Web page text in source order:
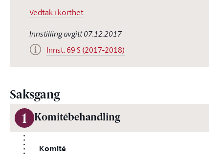
Vedtak i korthet
Innstilling avgitt 07.12.2017
Innst. 69 S (2017-2018)
Saksgang
1 Komitébehandling
Komité